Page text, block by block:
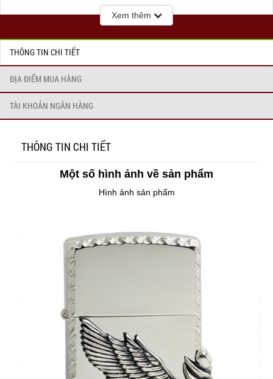
Xem thêm
THÔNG TIN CHI TIẾT
ĐỊA ĐIỂM MUA HÀNG
TÀI KHOẢN NGÂN HÀNG
THÔNG TIN CHI TIẾT
Một số hình ảnh về sản phẩm
Hình ảnh sản phẩm